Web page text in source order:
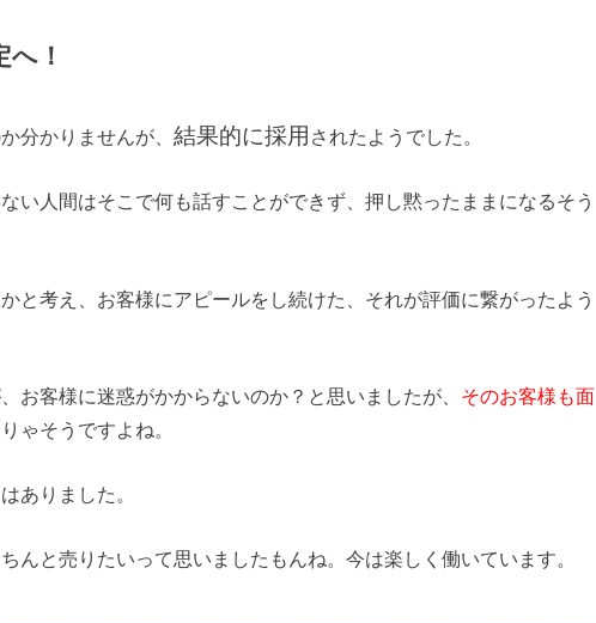
！
分かりませんが、 結果的に採用 されたようでした。
い人間はそこで何も話すことができず、押し黙ったままになるそう
と考え、お客様にアピールをし続けた、それが評価に繋がったよう
お客様に迷惑がかからないのか？と思いましたが、 そのお客様も面
ゃそうですよね。
ありました。
んと売りたいって思いましたもんね。今は楽しく働いています。